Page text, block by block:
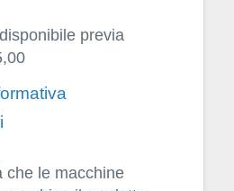
previa
che le macchine